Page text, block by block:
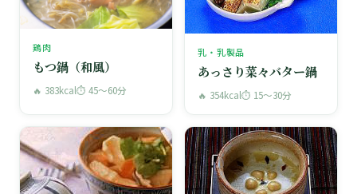
鶏肉
もつ鍋（和風）
🔥 383kcal⏱ 45〜60分
乳・乳製品
あっさり菜々バター鍋
🔥 354kcal⏱ 15〜30分